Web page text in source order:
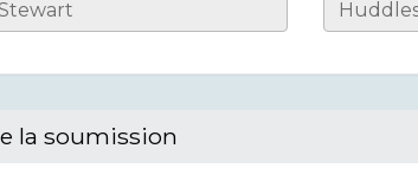
la soumission